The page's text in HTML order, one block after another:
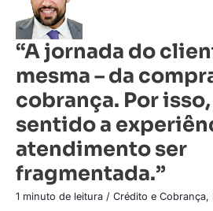
“A jornada do
mesma – da
cobrança. Por
sentido a
atendimento ser
fragmentada.”
1 minuto de leitura / Crédito e Cobrança,
é
a
mesma
–
da
compra
até
a
cobrança.
Por
isso,
não
faz
sentido
a
experiência
de
atendimento
ser